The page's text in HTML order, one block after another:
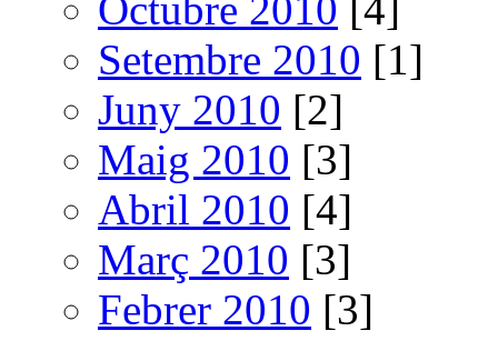
Octubre 2010 [4]
Setembre 2010 [1]
Juny 2010 [2]
Maig 2010 [3]
Abril 2010 [4]
Març 2010 [3]
Febrer 2010 [3]